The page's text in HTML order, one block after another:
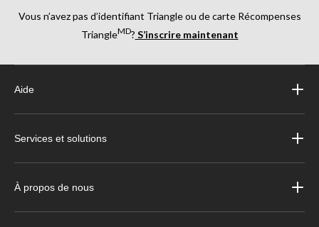
Vous n’avez pas d’identifiant Triangle ou de carte Récompenses
TriangleMD? S’inscrire maintenant
Aide
Services et solutions
À propos de nous